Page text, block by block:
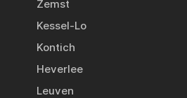
Zemst
Kessel-Lo
Kontich
Heverlee
Leuven